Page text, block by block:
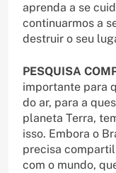
aprenda a se
continuarmos a
destruir o seu
PESQUISA
importante para
do ar, para a
planeta Terra,
isso. Embora o
precisa
com o mundo,